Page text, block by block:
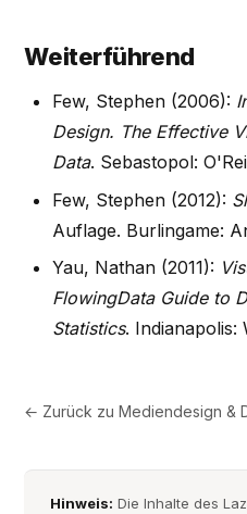
Weiterführend
Few, Stephen (2006):
Design. The Effective
Data. Sebastopol:
Few, Stephen (2012):
Auflage. Burlingame:
Yau, Nathan (2011):
FlowingData Guide to
Statistics. Indianapolis:
← Zurück zuMediendesign &
Hinweis: Die Inhalte des